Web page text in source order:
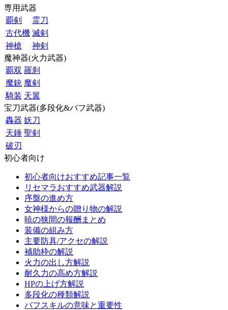
専用武器
覇剣
霊刀
古代機 滅剣
神槍
神剣
魔神器(火力武器)
覇双 羅刹
魔銃 魔剣
騎装 天翼
宝刀武器(多段化&バフ武器)
轟器 妖刀
天錘 聖剣
破刃
初心者向け
初心者向けおすすめ記事一覧
リセマラおすすめ武器解説
序盤の進め方
女神様からの贈り物の解説
暁の狭間の報酬まとめ
装備の組み方
主要防具/アクセの解説
補助枠の解説
火力の出し方解説
耐久力の高め方解説
HPの上げ方解説
多段化の種類解説
バフスキルの意味と重要性